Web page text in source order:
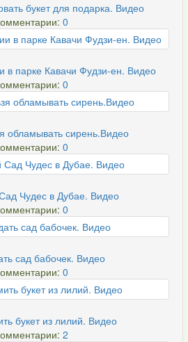
букет для подарка. Видео
0
в парке Кавачи Фудзи-ен. Видео
0
обламывать сирень.Видео
0
Чудес в Дубае. Видео
0
сад бабочек. Видео
0
букет из лилий. Видео
2